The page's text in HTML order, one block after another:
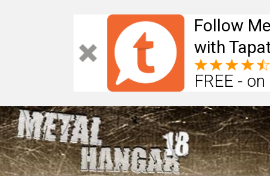
Follow
with
FREE -